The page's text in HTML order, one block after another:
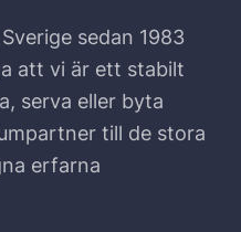
sedan 1983
att vi är ett stabilt
serva eller byta
till de stora
erfarna